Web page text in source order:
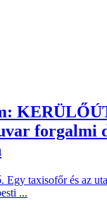
forgalmi
Egy taxisofőr és az
...